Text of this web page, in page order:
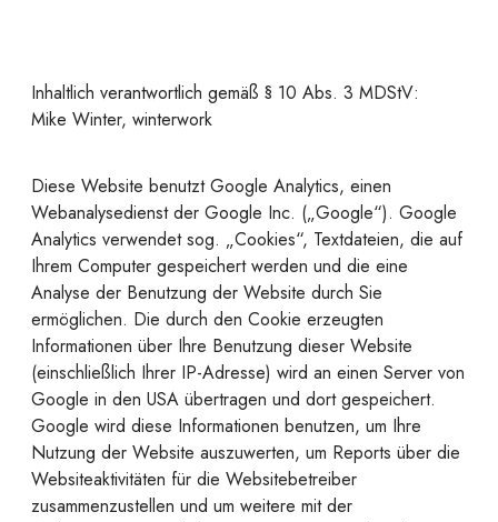
Inhaltlich verantwortlich gemäß § 10 Abs. 3 MDStV:
Mike Winter, winterwork
Diese Website benutzt Google Analytics, einen
Webanalysedienst der Google Inc. („Google“). Google
Analytics verwendet sog. „Cookies“, Textdateien, die auf
Ihrem Computer gespeichert werden und die eine
Analyse der Benutzung der Website durch Sie
ermöglichen. Die durch den Cookie erzeugten
Informationen über Ihre Benutzung dieser Website
(einschließlich Ihrer IP-Adresse) wird an einen Server von
Google in den USA übertragen und dort gespeichert.
Google wird diese Informationen benutzen, um Ihre
Nutzung der Website auszuwerten, um Reports über die
Websiteaktivitäten für die Websitebetreiber
zusammenzustellen und um weitere mit der